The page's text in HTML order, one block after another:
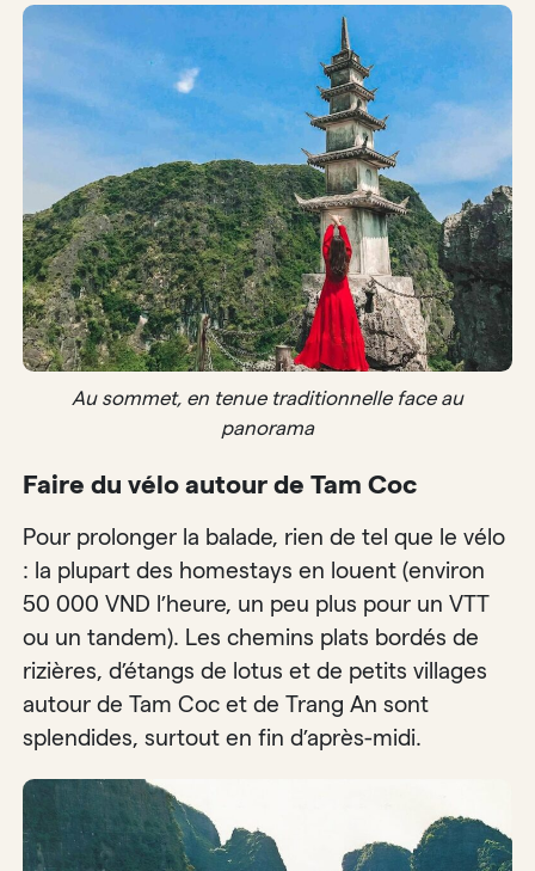
Au sommet, en tenue traditionnelle face au
panorama
Faire du vélo autour de Tam Coc
Pour prolonger la balade, rien de tel que le vélo
: la plupart des homestays en louent (environ
50 000 VND l’heure, un peu plus pour un VTT
ou un tandem). Les chemins plats bordés de
rizières, d’étangs de lotus et de petits villages
autour de Tam Coc et de Trang An sont
splendides, surtout en fin d’après-midi.